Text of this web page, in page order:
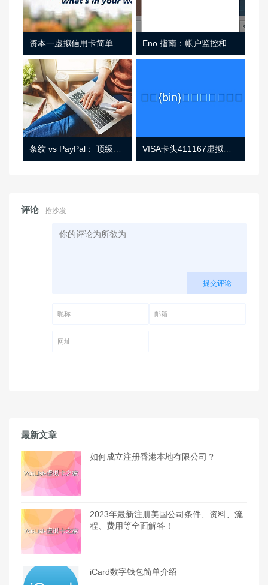
资本一虚拟信用卡简单介绍
条纹 vs PayPal： 顶级功能， 定价 （和更多！ VISA卡头411167虚拟卡基础信息
评论 抢沙发
提交评论
最新文章
如何成立注册香港本地有限公司？
2023年最新注册美国公司条件、资料、流
程、费用等全面解答！
iCard数字钱包简单介绍